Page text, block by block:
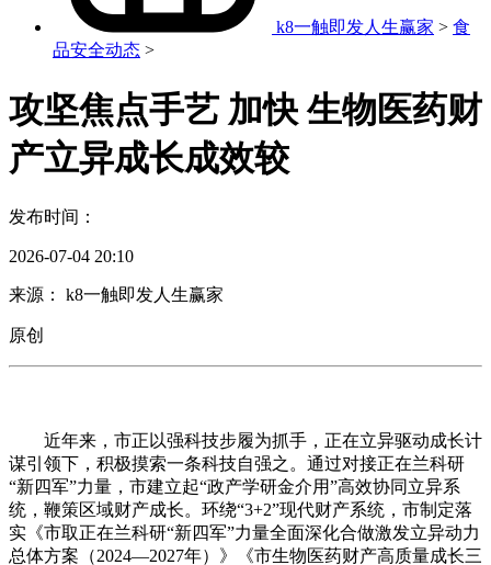
k8一触即发人生赢家 > 食
品安全动态 >
攻坚焦点手艺 加快 生物医药财
产立异成长成效较
发布时间：
2026-07-04 20:10
来源： k8一触即发人生赢家
原创
近年来，市正以强科技步履为抓手，正在立异驱动成长计
谋引领下，积极摸索一条科技自强之。通过对接正在兰科研
“新四军”力量，市建立起“政产学研金介用”高效协同立异系
统，鞭策区域财产成长。环绕“3+2”现代财产系统，市制定落
实《市取正在兰科研“新四军”力量全面深化合做激发立异动力
总体方案（2024—2027年）》《市生物医药财产高质量成长三